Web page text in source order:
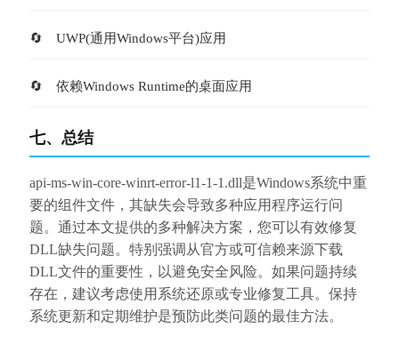
UWP(通用Windows平台)应用
依赖Windows Runtime的桌面应用
七、总结
api-ms-win-core-winrt-error-l1-1-1.dll是Windows系统中重
要的组件文件，其缺失会导致多种应用程序运行问
题。通过本文提供的多种解决方案，您可以有效修复
DLL缺失问题。特别强调从官方或可信赖来源下载
DLL文件的重要性，以避免安全风险。如果问题持续
存在，建议考虑使用系统还原或专业修复工具。保持
系统更新和定期维护是预防此类问题的最佳方法。